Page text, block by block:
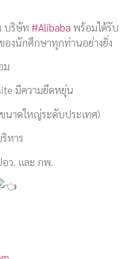
บริษัท #Alibaba พร้อมได้รับ
องนักศึกษาทุกท่านอย่างยิ่ง
ม
มีความยืดหยุ่น
นาดใหญ่ระดับประเทศ)
หาร
ว. และ กพ.